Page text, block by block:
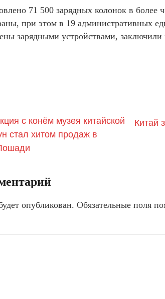
71 500 зарядных колонок в более
при этом в 19 административных
зарядными устройствами,
с конём музея китайской
стал хитом продаж в
Китай
опубликован. Обязательные поля